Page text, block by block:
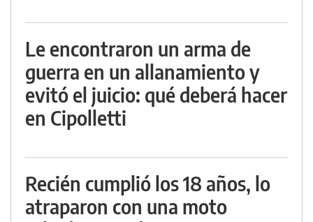
Le encontraron un arma de
guerra en un allanamiento y
evitó el juicio: qué deberá hacer
en Cipolletti
Recién cumplió los 18 años, lo
atraparon con una moto